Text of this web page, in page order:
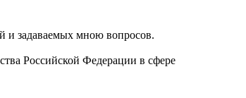
и задаваемых мною вопросов.
Российской Федерации в сфере